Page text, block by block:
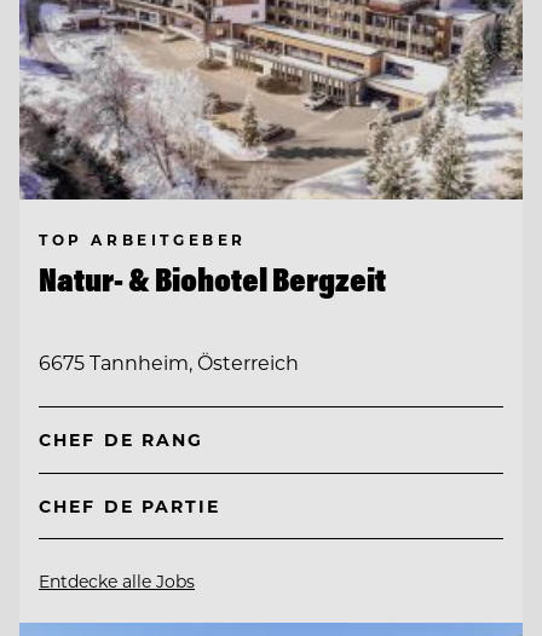
TOP ARBEITGEBER
Natur- & Biohotel Bergzeit
6675 Tannheim, Österreich
CHEF DE RANG
CHEF DE PARTIE
Entdecke alle Jobs